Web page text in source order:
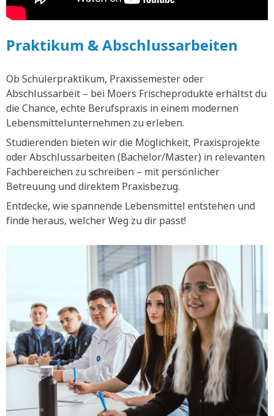
Praktikum & Abschlussarbeiten
Ob Schülerpraktikum, Praxissemester oder
Abschlussarbeit – bei Moers Frischeprodukte erhältst du
die Chance, echte Berufspraxis in einem modernen
Lebensmittelunternehmen zu erleben.
Studierenden bieten wir die Möglichkeit, Praxisprojekte
oder Abschlussarbeiten (Bachelor/Master) in relevanten
Fachbereichen zu schreiben – mit persönlicher
Betreuung und direktem Praxisbezug.
Entdecke, wie spannende Lebensmittel entstehen und
finde heraus, welcher Weg zu dir passt!